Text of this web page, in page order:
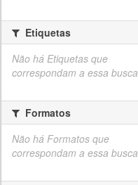
Etiquetas
Não há Etiquetas que
correspondam a essa busca
Formatos
Não há Formatos que
correspondam a essa busca